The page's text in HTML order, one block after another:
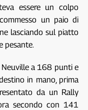
essere un colpo
un paio di
lasciando sul piatto
pesante.
a 168 punti e
in mano, prima
da un Rally
secondo con 141